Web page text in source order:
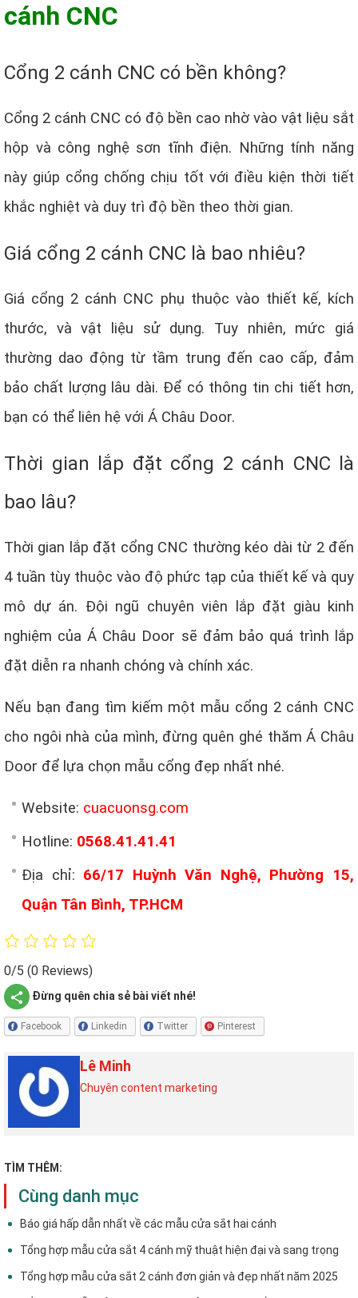
cánh CNC
Cổng 2 cánh CNC có bền không?
Cổng 2 cánh CNC có độ bền cao nhờ vào vật liệu sắt
hộp và công nghệ sơn tĩnh điện. Những tính năng
này giúp cổng chống chịu tốt với điều kiện thời tiết
khắc nghiệt và duy trì độ bền theo thời gian.
Giá cổng 2 cánh CNC là bao nhiêu?
Giá cổng 2 cánh CNC phụ thuộc vào thiết kế, kích
thước, và vật liệu sử dụng. Tuy nhiên, mức giá
thường dao động từ tầm trung đến cao cấp, đảm
bảo chất lượng lâu dài. Để có thông tin chi tiết hơn,
bạn có thể liên hệ với Á Châu Door.
Thời gian lắp đặt cổng 2 cánh CNC là
bao lâu?
Thời gian lắp đặt cổng CNC thường kéo dài từ 2 đến
4 tuần tùy thuộc vào độ phức tạp của thiết kế và quy
mô dự án. Đội ngũ chuyên viên lắp đặt giàu kinh
nghiệm của Á Châu Door sẽ đảm bảo quá trình lắp
đặt diễn ra nhanh chóng và chính xác.
Nếu bạn đang tìm kiếm một mẫu cổng 2 cánh CNC
cho ngôi nhà của mình, đừng quên ghé thăm Á Châu
Door để lựa chọn mẫu cổng đẹp nhất nhé.
Website: cuacuonsg.com
Hotline: 0568.41.41.41
Địa chỉ: 66/17 Huỳnh Văn Nghệ, Phường 15,
Quận Tân Bình, TP.HCM
0/5 (0 Reviews)
Đừng quên chia sẻ bài viết nhé!
Facebook Linkedin Twitter Pinterest
Lê Minh
Chuyên content marketing
TÌM THÊM:
Cùng danh mục
Báo giá hấp dẫn nhất về các mẫu cửa sắt hai cánh
Tổng hợp mẫu cửa sắt 4 cánh mỹ thuật hiện đại và sang trọng
Tổng hợp mẫu cửa sắt 2 cánh đơn giản và đẹp nhất năm 2025